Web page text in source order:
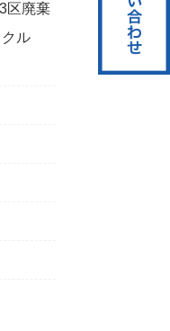
区廃棄
ル